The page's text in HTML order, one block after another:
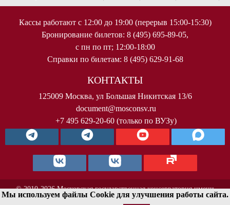
Кассы работают с 12:00 до 19:00 (перерыв 15:00-15:30)
Бронирование билетов: 8 (495) 695-89-05,
с пн по пт; 12:00-18:00
Справки по билетам: 8 (495) 629-91-68
КОНТАКТЫ
125009 Москва, ул Большая Никитская 13/6
document@mosconsv.ru
+7 495 629-20-60 (только по ВУЗу)
© 2010-2026 Московская государственная консерватория имени
П.И.Чайковского. Все права защищены.
Мы используем файлы Cookie для улучшения работы сайта.